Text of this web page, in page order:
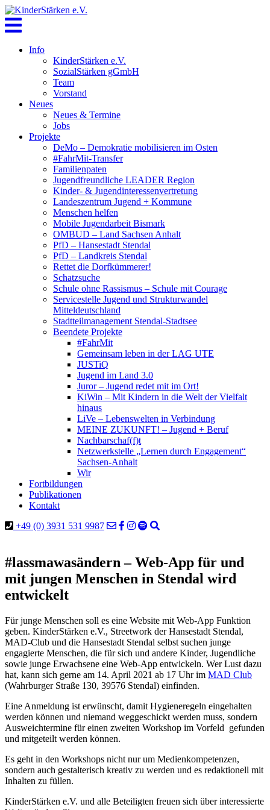
Skip
to
content
Info
KinderStärken e.V.
SozialStärken gGmbH
Team
Vorstand
Neues
Neues & Termine
Jobs
Projekte
DeMo – Demokratie mobilisieren im Osten
#FahrMit-Transfer
Familienpaten
Jugendfreundliche LEADER Region
Kinder- & Jugendinteressenvertretung
Landeszentrum Jugend + Kommune
Menschen helfen
Mobile Jugendarbeit Bismark
OMBUD – Land Sachsen Anhalt
PfD – Hansestadt Stendal
PfD – Landkreis Stendal
Rettet die Dorfkümmerer!
Schatzsuche
Schule ohne Rassismus – Schule mit Courage
Servicestelle Jugend und Strukturwandel
Mitteldeutschland
Stadtteilmanagement Stendal-Stadtsee
Beendete Projekte
#FahrMit
Gemeinsam leben in der LAG UTE
JUSTiQ
Jugend im Land 3.0
Juror – Jugend redet mit im Ort!
KiWin – Mit Kindern in die Welt der Vielfalt
hinaus
LiVe – Lebenswelten in Verbindung
MEINE ZUKUNFT! – Jugend + Beruf
Nachbarschaf(f)t
Netzwerkstelle „Lernen durch Engagement“
Sachsen-Anhalt
Wir
Fortbildungen
Publikationen
Kontakt
+49 (0) 3931 531 9987
#lassmawasändern – Web-App für und
mit jungen Menschen in Stendal wird
entwickelt
Für junge Menschen soll es eine Website mit Web-App Funktion
geben. KinderStärken e.V., Streetwork der Hansestadt Stendal,
MAD-Club und die Hansestadt Stendal selbst suchen junge
engagierte Menschen, die für sich und andere Kinder, Jugendliche
sowie junge Erwachsene eine Web-App entwickeln. Wer Lust dazu
hat, kann sich gerne am 14. April 2021 ab 17 Uhr im MAD Club
(Wahrburger Straße 130, 39576 Stendal) einfinden.
Eine Anmeldung ist erwünscht, damit Hygieneregeln eingehalten
werden können und niemand weggeschickt werden muss, sondern
Ausweichtermine für einen zweiten Workshop im Vorfeld gefunden
und mitgeteilt werden können.
Es geht in den Workshops nicht nur um Medienkompetenzen,
sondern auch gestalterisch kreativ zu werden und es redaktionell mit
Inhalten zu füllen.
KinderStärken e.V. und alle Beteiligten freuen sich über interessierte